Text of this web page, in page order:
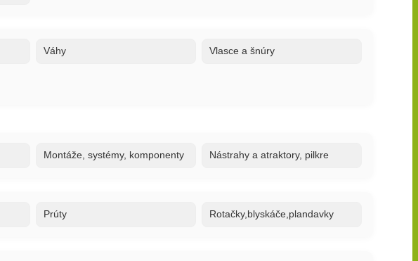
Váhy Vlasce a šnúry
Montáže, systémy, komponenty Nástrahy a atraktory, pilkre
Prúty Rotačky,blyskáče,plandavky